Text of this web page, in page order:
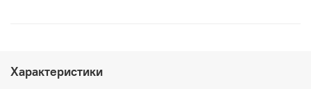
Характеристики